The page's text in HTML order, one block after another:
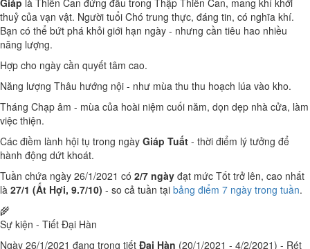
Giáp là Thiên Can đứng đầu trong Thập Thiên Can, mang khí khởi
thuỷ của vạn vật. Người tuổi Chó trung thực, đáng tin, có nghĩa khí.
Bạn có thể bứt phá khỏi giới hạn ngày - nhưng cần tiêu hao nhiều
năng lượng.
Hợp cho ngày cần quyết tâm cao.
Năng lượng Thâu hướng nội - như mùa thu thu hoạch lúa vào kho.
Tháng Chạp âm - mùa của hoài niệm cuối năm, dọn dẹp nhà cửa, làm
việc thiện.
Các điềm lành hội tụ trong ngày Giáp Tuất - thời điểm lý tưởng để
hành động dứt khoát.
Tuần chứa ngày 26/1/2021 có 2/7 ngày đạt mức Tốt trở lên, cao nhất
là 27/1 (Ất Hợi, 9.7/10) - so cả tuần tại bảng điểm 7 ngày trong tuần.
🌾
Sự kiện - Tiết Đại Hàn
Ngày 26/1/2021 đang trong tiết Đại Hàn (20/1/2021 - 4/2/2021) - Rét